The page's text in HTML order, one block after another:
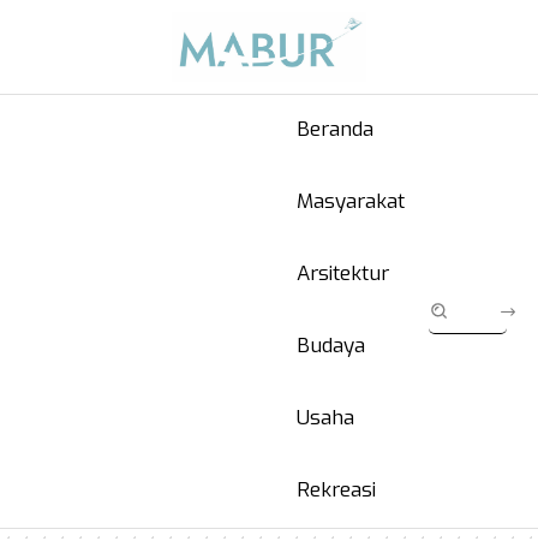
Beranda
Masyarakat
Arsitektur
Budaya
Usaha
Rekreasi